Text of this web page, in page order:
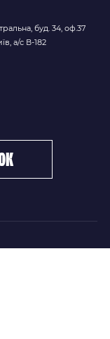
буд. 34, оф.37
а/с В-182